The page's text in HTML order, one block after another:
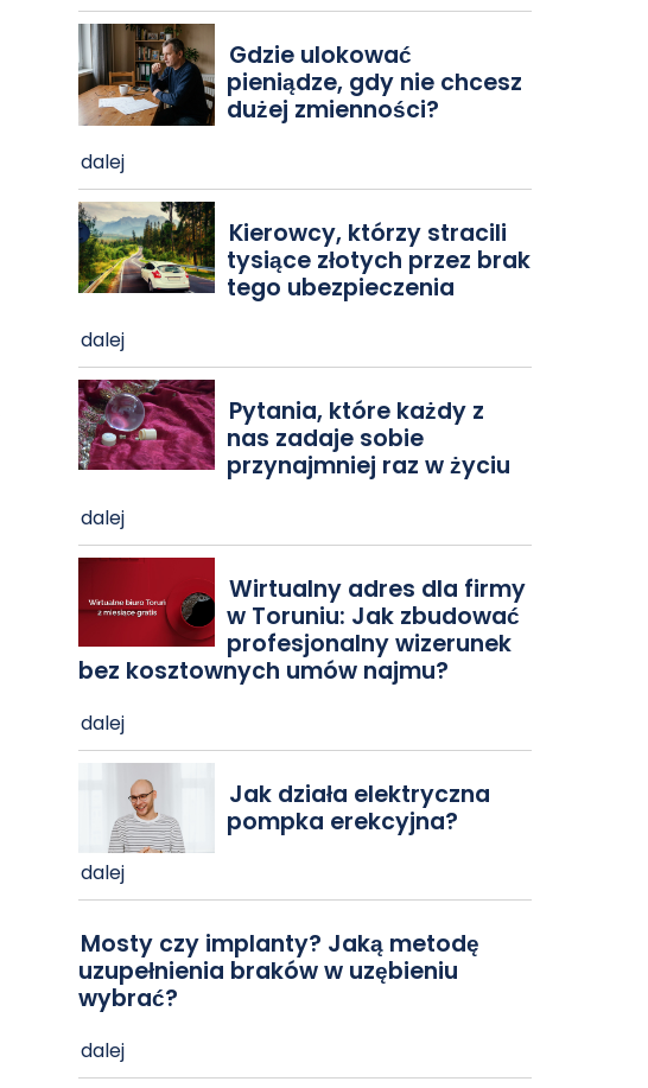
Gdzie ulokować
pieniądze, gdy nie chcesz
dużej zmienności?
dalej
Kierowcy, którzy stracili
tysiące złotych przez brak
tego ubezpieczenia
dalej
Pytania, które każdy z
nas zadaje sobie
przynajmniej raz w życiu
dalej
Wirtualny adres dla firmy
w Toruniu: Jak zbudować
profesjonalny wizerunek
bez kosztownych umów najmu?
dalej
Jak działa elektryczna
pompka erekcyjna?
dalej
Mosty czy implanty? Jaką metodę
uzupełnienia braków w uzębieniu
wybrać?
dalej